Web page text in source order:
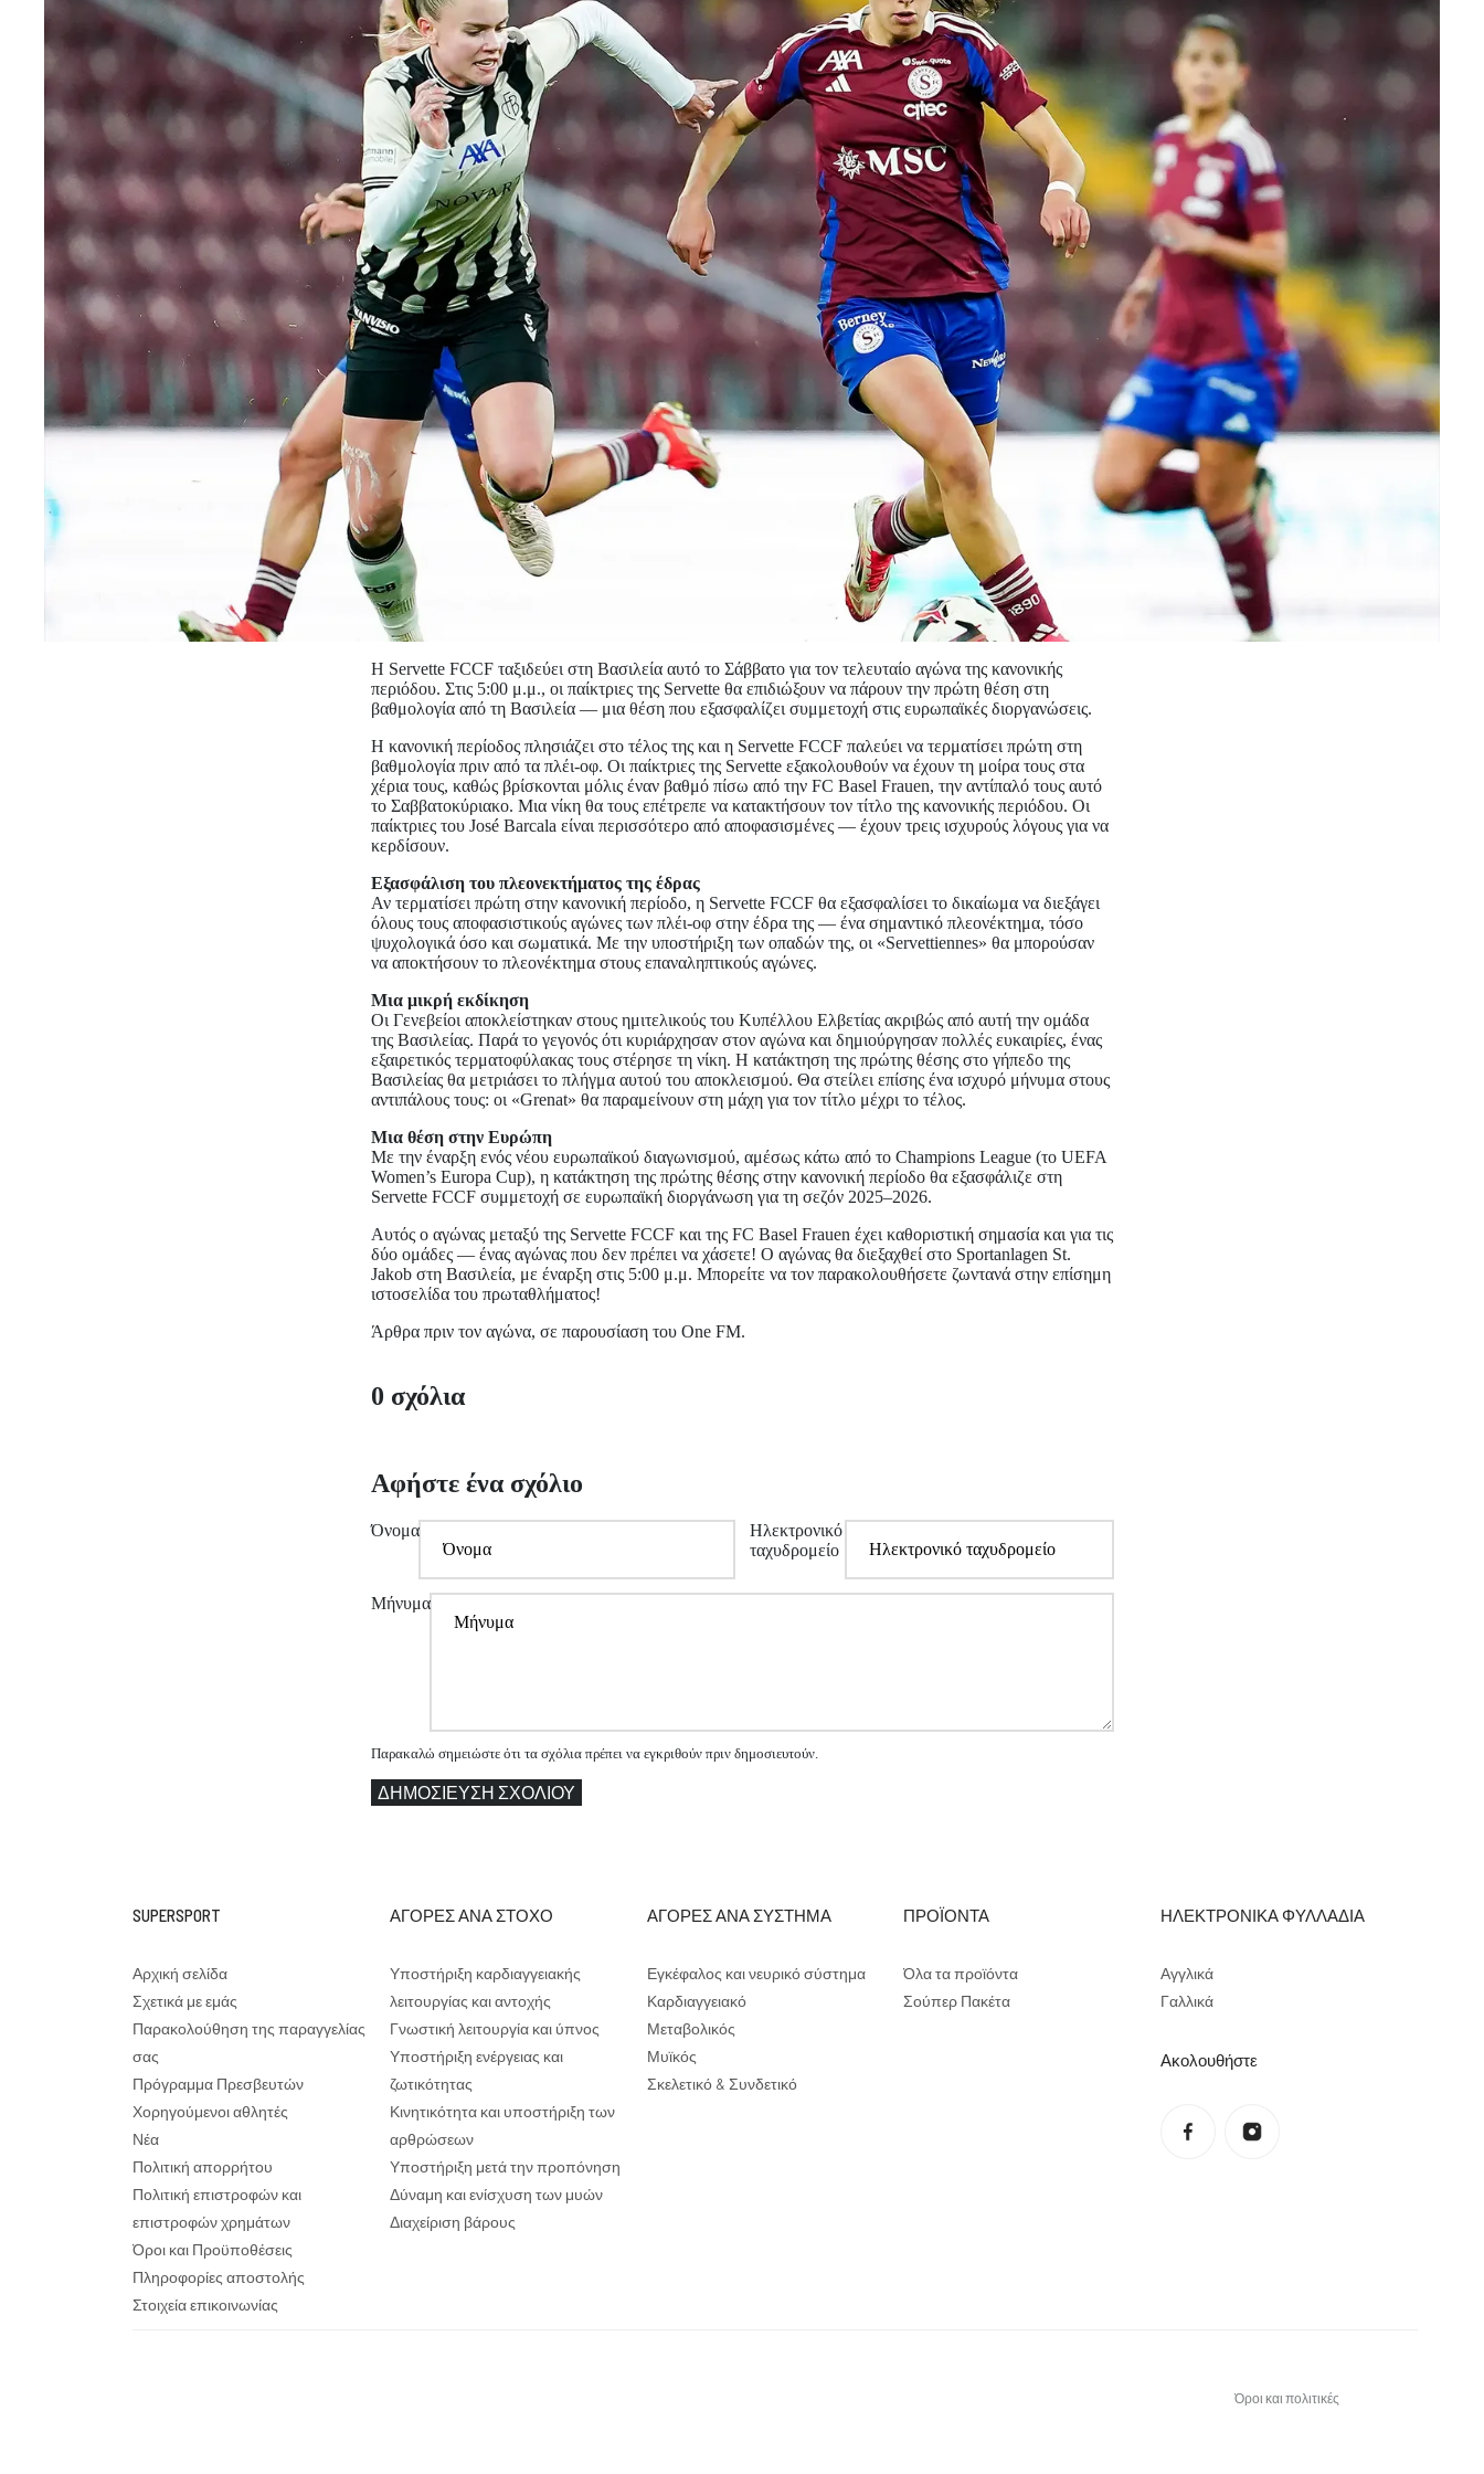
Η Servette FCCF ταξιδεύει στη Βασιλεία αυτό το Σάββατο για τον τελευταίο αγώνα της κανονικής
περιόδου. Στις 5:00 μ.μ., οι παίκτριες της Servette θα επιδιώξουν να πάρουν την πρώτη θέση στη
βαθμολογία από τη Βασιλεία — μια θέση που εξασφαλίζει συμμετοχή στις ευρωπαϊκές διοργανώσεις.
Η κανονική περίοδος πλησιάζει στο τέλος της και η Servette FCCF παλεύει να τερματίσει πρώτη στη
βαθμολογία πριν από τα πλέι-οφ. Οι παίκτριες της Servette εξακολουθούν να έχουν τη μοίρα τους στα
χέρια τους, καθώς βρίσκονται μόλις έναν βαθμό πίσω από την FC Basel Frauen, την αντίπαλό τους αυτό
το Σαββατοκύριακο. Μια νίκη θα τους επέτρεπε να κατακτήσουν τον τίτλο της κανονικής περιόδου. Οι
παίκτριες του José Barcala είναι περισσότερο από αποφασισμένες — έχουν τρεις ισχυρούς λόγους για να
κερδίσουν.
Εξασφάλιση του πλεονεκτήματος της έδρας
Αν τερματίσει πρώτη στην κανονική περίοδο, η Servette FCCF θα εξασφαλίσει το δικαίωμα να διεξάγει
όλους τους αποφασιστικούς αγώνες των πλέι-οφ στην έδρα της — ένα σημαντικό πλεονέκτημα, τόσο
ψυχολογικά όσο και σωματικά. Με την υποστήριξη των οπαδών της, οι «Servettiennes» θα μπορούσαν
να αποκτήσουν το πλεονέκτημα στους επαναληπτικούς αγώνες.
Μια μικρή εκδίκηση
Οι Γενεβείοι αποκλείστηκαν στους ημιτελικούς του Κυπέλλου Ελβετίας ακριβώς από αυτή την ομάδα
της Βασιλείας. Παρά το γεγονός ότι κυριάρχησαν στον αγώνα και δημιούργησαν πολλές ευκαιρίες, ένας
εξαιρετικός τερματοφύλακας τους στέρησε τη νίκη. Η κατάκτηση της πρώτης θέσης στο γήπεδο της
Βασιλείας θα μετριάσει το πλήγμα αυτού του αποκλεισμού. Θα στείλει επίσης ένα ισχυρό μήνυμα στους
αντιπάλους τους: οι «Grenat» θα παραμείνουν στη μάχη για τον τίτλο μέχρι το τέλος.
Μια θέση στην Ευρώπη
Με την έναρξη ενός νέου ευρωπαϊκού διαγωνισμού, αμέσως κάτω από το Champions League (το UEFA
Women’s Europa Cup), η κατάκτηση της πρώτης θέσης στην κανονική περίοδο θα εξασφάλιζε στη
Servette FCCF συμμετοχή σε ευρωπαϊκή διοργάνωση για τη σεζόν 2025–2026.
Αυτός ο αγώνας μεταξύ της Servette FCCF και της FC Basel Frauen έχει καθοριστική σημασία και για τις
δύο ομάδες — ένας αγώνας που δεν πρέπει να χάσετε! Ο αγώνας θα διεξαχθεί στο Sportanlagen St.
Jakob στη Βασιλεία, με έναρξη στις 5:00 μ.μ. Μπορείτε να τον παρακολουθήσετε ζωντανά στην επίσημη
ιστοσελίδα του πρωταθλήματος!
Άρθρα πριν τον αγώνα, σε παρουσίαση του One FM.
0 σχόλια
Αφήστε ένα σχόλιο
Όνομα
Ηλεκτρονικό
ταχυδρομείο
Μήνυμα
Παρακαλώ σημειώστε ότι τα σχόλια πρέπει να εγκριθούν πριν δημοσιευτούν.
ΔΗΜΟΣΊΕΥΣΗ ΣΧΟΛΊΟΥ
SUPERSPORT
Αρχική σελίδα
Σχετικά με εμάς
Παρακολούθηση της παραγγελίας
σας
Πρόγραμμα Πρεσβευτών
Χορηγούμενοι αθλητές
Νέα
Πολιτική απορρήτου
Πολιτική επιστροφών και
επιστροφών χρημάτων
Όροι και Προϋποθέσεις
Πληροφορίες αποστολής
Στοιχεία επικοινωνίας
ΑΓΟΡΕΣ ΑΝΑ ΣΤΟΧΟ
Υποστήριξη καρδιαγγειακής
λειτουργίας και αντοχής
Γνωστική λειτουργία και ύπνος
Υποστήριξη ενέργειας και
ζωτικότητας
Κινητικότητα και υποστήριξη των
αρθρώσεων
Υποστήριξη μετά την προπόνηση
Δύναμη και ενίσχυση των μυών
Διαχείριση βάρους
ΑΓΟΡΕΣ ΑΝΑ ΣΥΣΤΗΜΑ
Εγκέφαλος και νευρικό σύστημα
Καρδιαγγειακό
Μεταβολικός
Μυϊκός
Σκελετικό & Συνδετικό
ΠΡΟΪΟΝΤΑ
Όλα τα προϊόντα
Σούπερ Πακέτα
ΗΛΕΚΤΡΟΝΙΚΑ ΦΥΛΛΑΔΙΑ
Αγγλικά
Γαλλικά
Ακολουθήστε
Όροι και πολιτικές